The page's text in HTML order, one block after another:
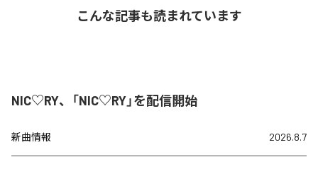
こんな記事も読まれています
NIC♡RY、「NIC♡RY」を配信開始
新曲情報 2026.8.7